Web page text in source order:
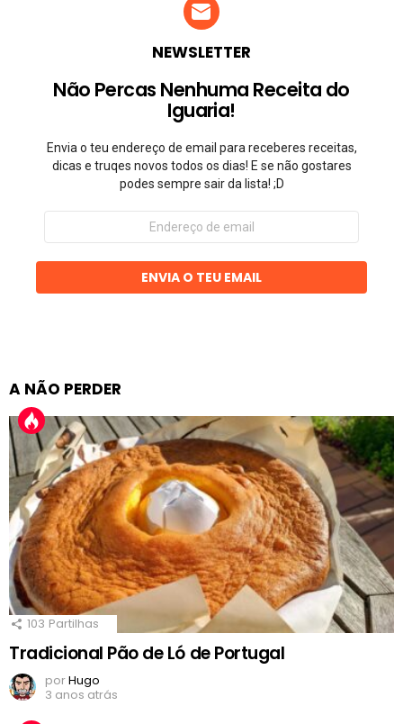
NEWSLETTER
Não Percas Nenhuma Receita do
Iguaria!
Envia o teu endereço de email para receberes receitas,
dicas e truqes novos todos os dias! E se não gostares
podes sempre sair da lista! ;D
Endereço
email
ENVIA O TEU EMAIL
A NÃO PERDER
103 Partilhas
Tradicional Pão de Ló de Portugal
porHugo
3 anos atrás